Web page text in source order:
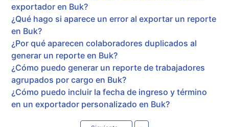
exportador en Buk?
¿Qué hago si aparece un error al exportar un reporte
en Buk?
¿Por qué aparecen colaboradores duplicados al
generar un reporte en Buk?
¿Cómo puedo generar un reporte de trabajadores
agrupados por cargo en Buk?
¿Cómo puedo incluir la fecha de ingreso y término
en un exportador personalizado en Buk?